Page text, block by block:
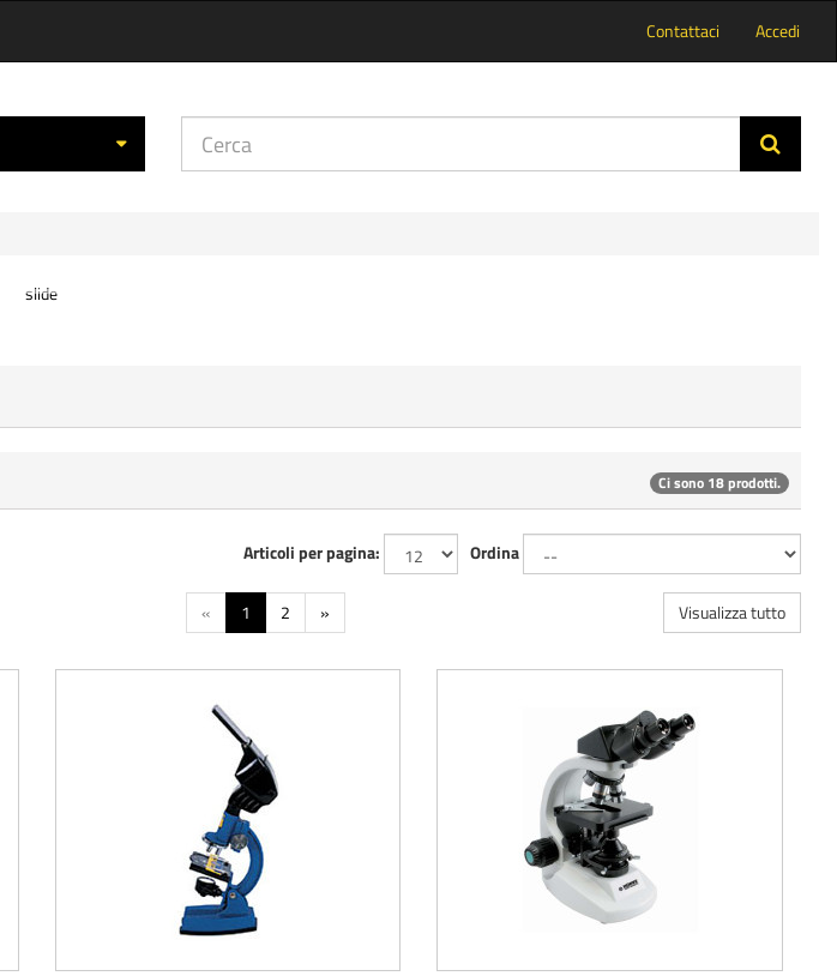
Contattaci Accedi
Ci sono 18 prodotti.
Ordina
Articoli per pagina:
« 1 2 » Visualizza tutto